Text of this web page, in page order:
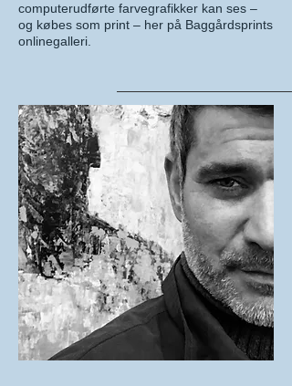
computerudførte farvegrafikker kan ses –
og købes som print – her på Baggårdsprints
onlinegalleri.